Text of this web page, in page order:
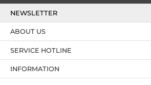
NEWSLETTER
SERVICE HOTLINE
ABOUT US
INFORMATION